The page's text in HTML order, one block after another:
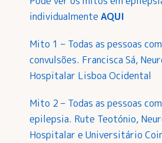
individualmente AQUI
Mito 1 – Todas as pessoas
convulsões. Francisca Sá,
Hospitalar Lisboa Ocidental
Mito 2 – Todas as pessoas
epilepsia. Rute Teotónio,
Hospitalar e Universitário